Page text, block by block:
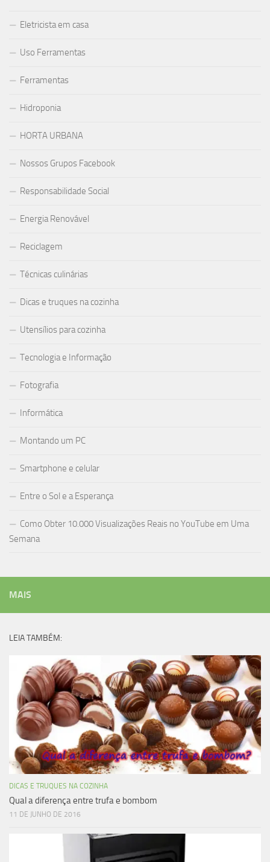
Eletricista em casa
Uso Ferramentas
Ferramentas
Hidroponia
HORTA URBANA
Nossos Grupos Facebook
Responsabilidade Social
Energia Renovável
Reciclagem
Técnicas culinárias
Dicas e truques na cozinha
Utensílios para cozinha
Tecnologia e Informação
Fotografia
Informática
Montando um PC
Smartphone e celular
Entre o Sol e a Esperança
Como Obter 10.000 Visualizações Reais no YouTube em Uma
Semana
MAIS
LEIA TAMBÉM:
DICAS E TRUQUES NA COZINHA
Qual a diferença entre trufa e bombom
11 DE JUNHO DE 2016